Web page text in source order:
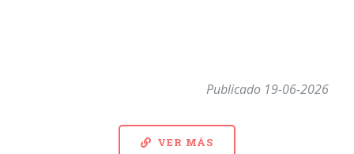
Publicado 19-06-2026
VER MÁS